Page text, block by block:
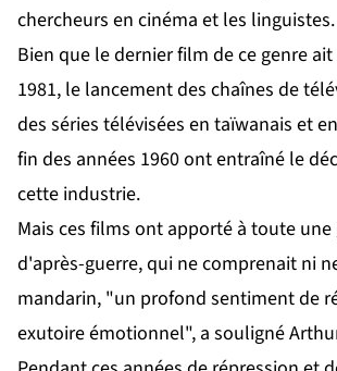
chercheurs en cinéma et les linguistes.
Bien que le dernier film de ce genre
1981, le lancement des chaînes de
des séries télévisées en taïwanais et
fin des années 1960 ont entraîné le
cette industrie.
Mais ces films ont apporté à toute
d'après-guerre, qui ne comprenait ni
mandarin, "un profond sentiment de
exutoire émotionnel", a souligné